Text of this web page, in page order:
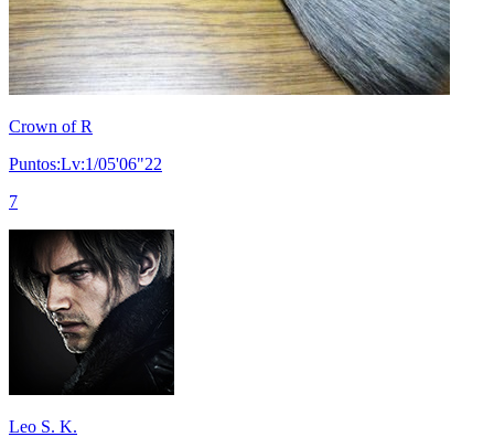
Crown of R
Puntos:Lv:1/05'06"22
7
Leo S. K.